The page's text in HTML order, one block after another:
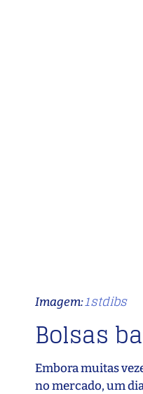
Imagem:1stdibs
Bolsas
Embora muitas
no mercado, um